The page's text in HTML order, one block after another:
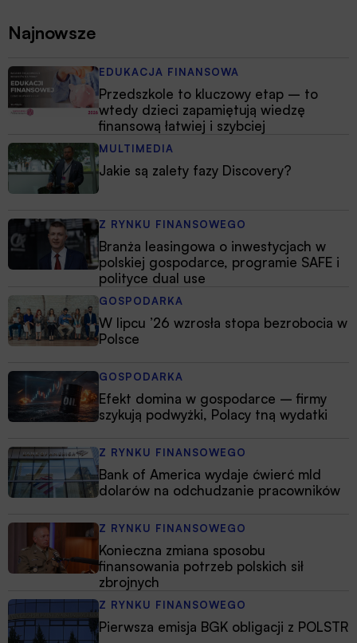
Najnowsze
EDUKACJA FINANSOWA
Przedszkole to kluczowy etap – to
wtedy dzieci zapamiętują wiedzę
finansową łatwiej i szybciej
MULTIMEDIA
Jakie są zalety fazy Discovery?
Z RYNKU FINANSOWEGO
Branża leasingowa o inwestycjach w
polskiej gospodarce, programie SAFE i
polityce dual use
GOSPODARKA
W lipcu ’26 wzrosła stopa bezrobocia w
Polsce
GOSPODARKA
Efekt domina w gospodarce – firmy
szykują podwyżki, Polacy tną wydatki
Z RYNKU FINANSOWEGO
Bank of America wydaje ćwierć mld
dolarów na odchudzanie pracowników
Z RYNKU FINANSOWEGO
Konieczna zmiana sposobu
finansowania potrzeb polskich sił
zbrojnych
Z RYNKU FINANSOWEGO
Pierwsza emisja BGK obligacji z POLSTR